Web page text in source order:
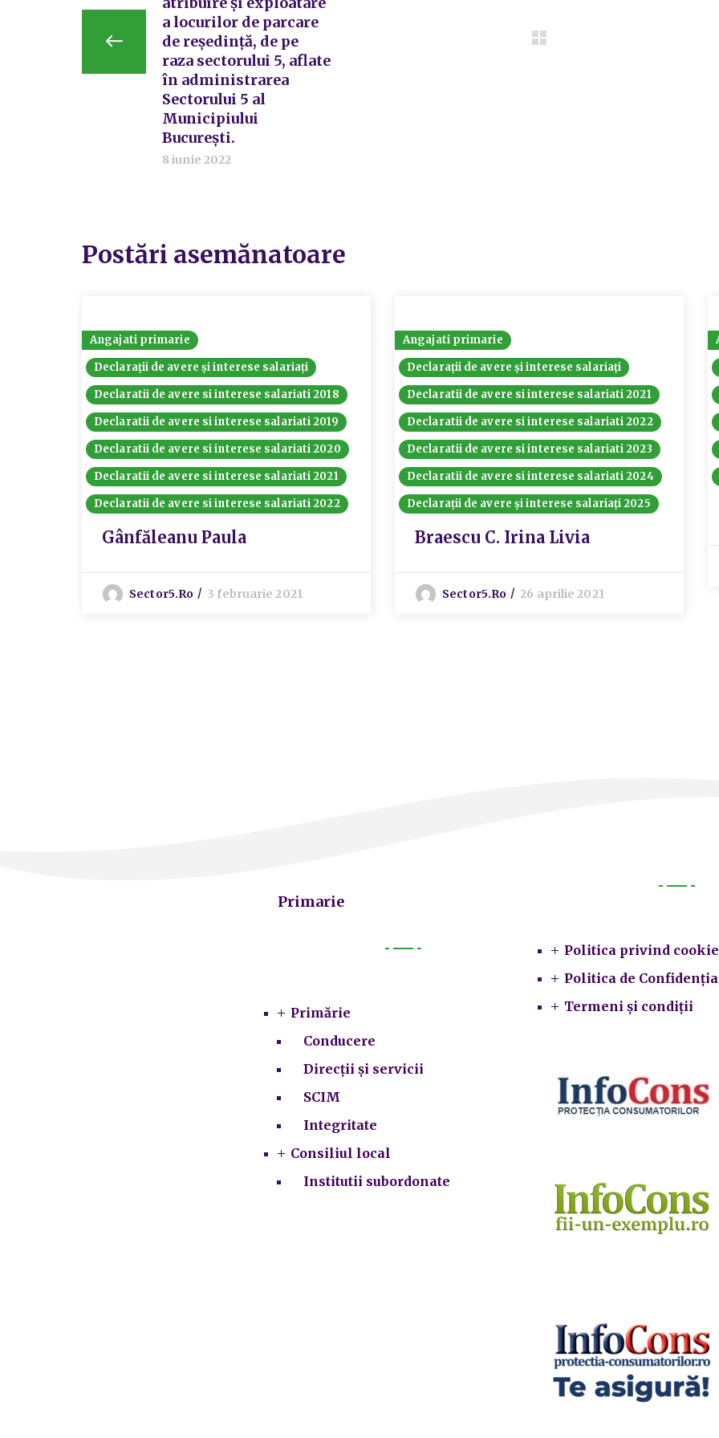
a locurilor de parcare
de reședință, de pe
raza sectorului 5, aflate
în administrarea
Sectorului 5 al
Municipiului
București.
8 iunie 2022
Postări asemănatoare
Angajati primarie
Declarații de avere și interese salariați
Declaratii de avere si interese salariati 2018
Declaratii de avere si interese salariati 2019
Declaratii de avere si interese salariati 2020
Declaratii de avere si interese salariati 2021
Declaratii de avere si interese salariati 2022
Gânfăleanu Paula
Sector5.ro 3 februarie 2021
Angajati primarie
Declarații de avere și interese salariați
Declaratii de avere si interese salariati 2021
Declaratii de avere si interese salariati 2022
Declaratii de avere si interese salariati 2023
Declaratii de avere si interese salariati 2024
Declarații de avere și interese salariați 2025
Braescu C. Irina Livia
Sector5.ro 26 aprilie 2021
Primarie
Primărie
Conducere
Direcții și servicii
SCIM
Integritate
Consiliul local
Institutii subordonate
Politica privind
Politica de
Termeni și condiții